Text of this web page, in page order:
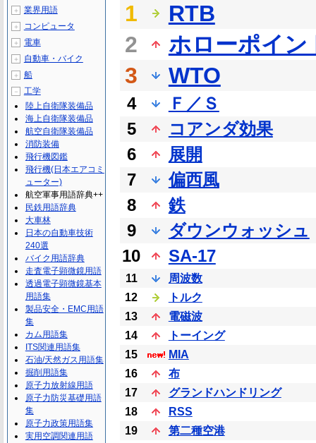
1
RTB
2
ホローポイン
3
WTO
4
Ｆ／Ｓ
5
コアンダ効果
6
展開
7
偏西風
8
鉄
9
ダウンウォッシュ
10
SA-17
11
周波数
12
トルク
13
電磁波
14
トーイング
15
MIA
16
布
17
グランドハンドリング
18
RSS
19
第二種空港
＋ 業界用語
＋ コンピュータ
＋ 電車
＋ 自動車・バイク
＋ 船
－
工学
陸上自衛隊装備品
海上自衛隊装備品
航空自衛隊装備品
消防装備
飛行機図鑑
飛行機(日本エアコミ
ューター)
航空軍事用語辞典++
民鉄用語辞典
大車林
日本の自動車技術
240選
バイク用語辞典
走査電子顕微鏡用語
透過電子顕微鏡基本
用語集
製品安全・EMC用語
集
カム用語集
ITS関連用語集
石油/天然ガス用語集
掘削用語集
原子力放射線用語
原子力防災基礎用語
集
原子力政策用語集
実用空調関連用語